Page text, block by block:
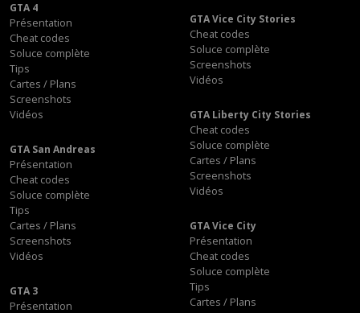
GTA 4
Présentation
Cheat codes
Soluce complète
Tips
Cartes / Plans
Screenshots
Vidéos
GTA Vice City Stories
Cheat codes
Soluce complète
Screenshots
Vidéos
GTA Liberty City Stories
Cheat codes
Soluce complète
Cartes / Plans
Screenshots
Vidéos
GTA San Andreas
Présentation
Cheat codes
Soluce complète
Tips
Cartes / Plans
Screenshots
Vidéos
GTA Vice City
Présentation
Cheat codes
Soluce complète
Tips
Cartes / Plans
GTA 3
Présentation